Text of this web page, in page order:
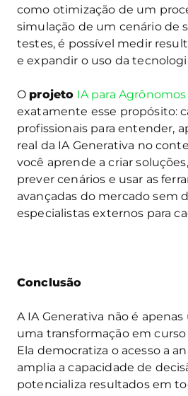
como otimização de um
simulação de um cenário de
testes, é possível medir
e expandir o uso da
O projeto IA para Agrônomos
exatamente esse propósito:
profissionais para entender,
real da IA Generativa no
você aprende a criar
prever cenários e usar as
avançadas do mercado sem
especialistas externos para
Conclusão
A IA Generativa não é
uma transformação em
Ela democratiza o acesso a
amplia a capacidade de
potencializa resultados em